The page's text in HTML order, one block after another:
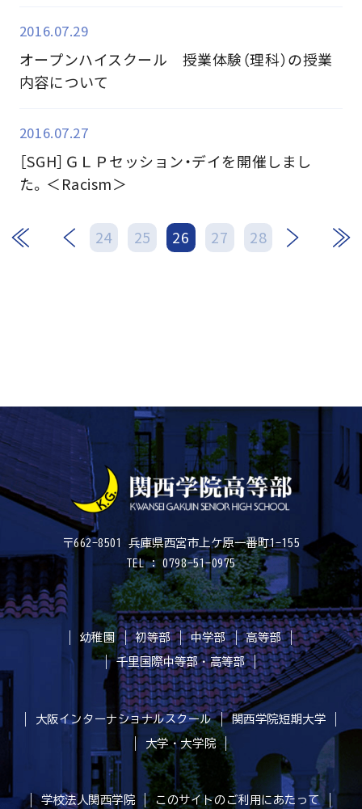
2016.07.29
オープンハイスクール 授業体験（理科）の授業
内容について
2016.07.27
［SGH］ＧＬＰセッション・デイを開催しまし
た。＜Racism＞
24 25 26 27 28
次 最後
〒662-8501 兵庫県西宮市上ケ原一番町1-155
TEL : 0798-51-0975
幼稚園 初等部 中学部
高等部
千里国際中等部・高等部
大阪インターナショナルスクール
関西学院短期大学
大学・大学院
学校法人関西学院 このサイトのご利用にあたって